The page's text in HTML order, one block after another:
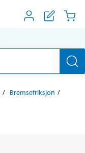
Bremsefriksjon